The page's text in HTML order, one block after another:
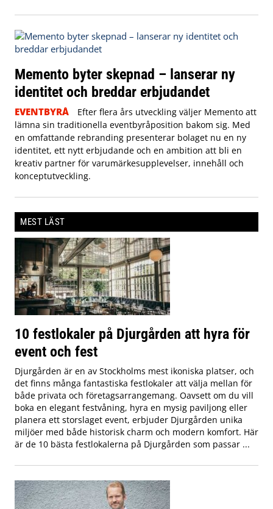
Memento byter skepnad – lanserar ny
identitet och breddar erbjudandet
EVENTBYRÅ
Efter flera års utveckling väljer Memento att
lämna sin traditionella eventbyråposition bakom sig. Med
en omfattande rebranding presenterar bolaget nu en ny
identitet, ett nytt erbjudande och en ambition att bli en
kreativ partner för varumärkesupplevelser, innehåll och
konceptutveckling.
MEST LÄST
10 festlokaler på Djurgården att hyra för
event och fest
Djurgården är en av Stockholms mest ikoniska platser, och
det finns många fantastiska festlokaler att välja mellan för
både privata och företagsarrangemang. Oavsett om du vill
boka en elegant festvåning, hyra en mysig paviljong eller
planera ett storslaget event, erbjuder Djurgården unika
miljöer med både historisk charm och modern komfort. Här
är de 10 bästa festlokalerna på Djurgården som passar ...